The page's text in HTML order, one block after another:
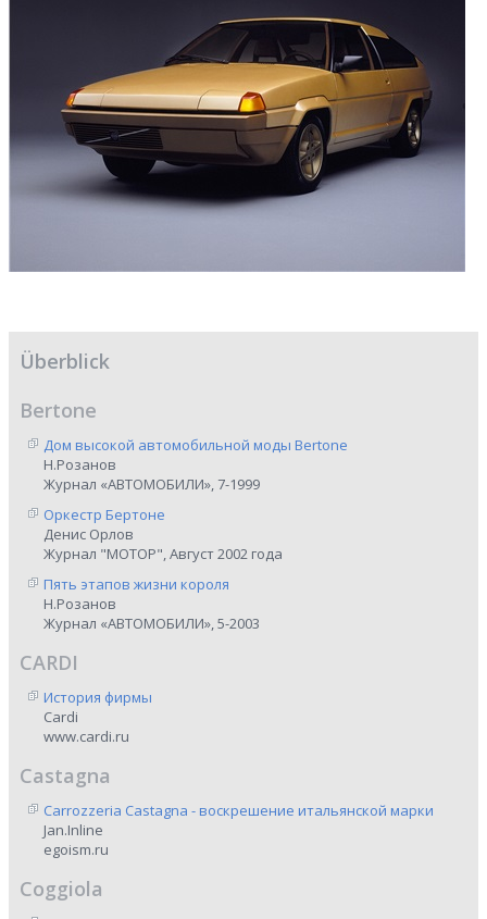
Überblick
Bertone
Дом высокой автомобильной моды Bertone
Н.Розанов
Журнал «АВТОМОБИЛИ», 7-1999
Оркестр Бертоне
Денис Орлов
Журнал "МОТОР", Август 2002 года
Пять этапов жизни короля
Н.Розанов
Журнал «АВТОМОБИЛИ», 5-2003
CARDI
История фирмы
Cardi
www.cardi.ru
Castagna
Carrozzeria Castagna - воскрешение итальянской марки
Jan.Inline
egoism.ru
Coggiola